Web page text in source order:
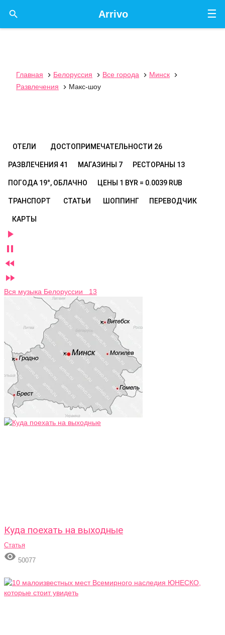
☰
Arrivo

Главная  Белоруссия  Все города  Минск

Развлечения
 Макс-шоу
ОТЕЛИ ДОСТОПРИМЕЧАТЕЛЬНОСТИ 26
РАЗВЛЕЧЕНИЯ 41 МАГАЗИНЫ 7 РЕСТОРАНЫ 13
ПОГОДА 19°, ОБЛАЧНО ЦЕНЫ 1 BYR = 0.0039 RUB
ТРАНСПОРТ СТАТЬИ ШОППИНГ ПЕРЕВОДЧИК
КАРТЫ




Вся музыка Белоруссии 13
Куда поехать на выходные
Статья
 50077